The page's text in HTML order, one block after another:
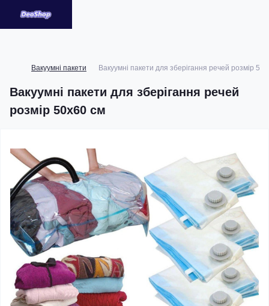
Вакуумні пакети Вакуумні пакети для зберігання речей розмір
Вакуумні пакети для зберігання речей
розмір 50х60 см